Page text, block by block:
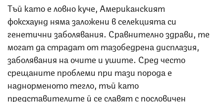
Тъй като е ловно куче, Американският
фоксхаунд няма заложени в селекцията си
генетични заболявания. Сравнително здрави, те
могат да страдат от тазобедрена дисплазия,
заболявания на очите и ушите. Сред често
срещаните проблеми при тази порода е
наднорменото тегло, тъй като
представителите й се славят с пословичен